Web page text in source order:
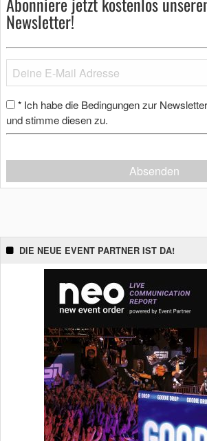
Newsletter!
* Ich habe die Bedingungen zur
und stimme diesen zu.
Absenden
DIE NEUE EVENT PARTNER IST DA!